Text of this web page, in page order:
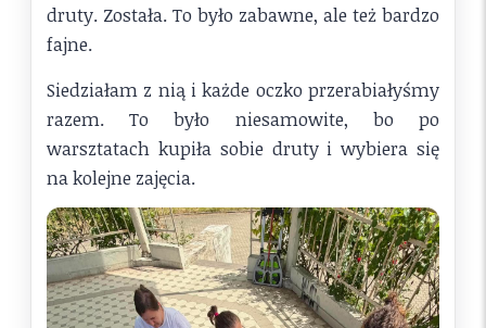
druty. Została. To było zabawne, ale też bardzo
fajne.
Siedziałam z nią i każde oczko przerabiałyśmy
razem. To było niesamowite, bo po
warsztatach kupiła sobie druty i wybiera się
na kolejne zajęcia.